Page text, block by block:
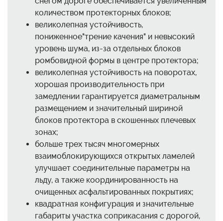
количеством протекторных блоков;
великолепная устойчивость,
пониженное"трение качения" и невысокий
уровень шума, из-за отдельных блоков
ромбовидной формы в центре протектора;
великолепная устойчивость на поворотах,
хорошая производительность при
замедлении гарантируется диаметральным
размещением и значительный шириной
блоков протектора в скошенных плечевых
зонах;
больше трех тысяч многомерных
взаимоблокирующихся открытых ламелей
улучшает соединительные параметры на
льду, а также координированность на
очищенных асфальтированных покрытиях;
квадратная конфигурация и значительные
габариты участка соприкасания с дорогой,